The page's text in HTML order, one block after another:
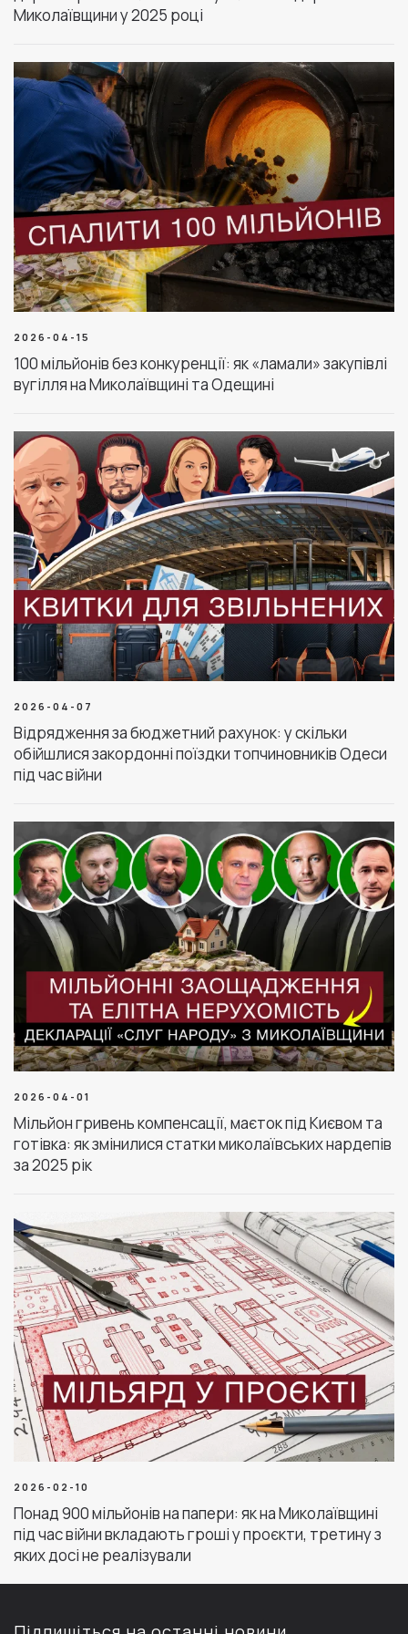
Миколаївщини у 2025 році
2026-04-15
100 мільйонів без конкуренції: як «ламали» закупівлі
вугілля на Миколаївщині та Одещині
2026-04-07
Відрядження за бюджетний рахунок: у скільки
обійшлися закордонні поїздки топчиновників Одеси
під час війни
2026-04-01
Мільйон гривень компенсації, маєток під Києвом та
готівка: як змінилися статки миколаївських нардепів
за 2025 рік
2026-02-10
Понад 900 мільйонів на папери: як на Миколаївщині
під час війни вкладають гроші у проєкти, третину з
яких досі не реалізували